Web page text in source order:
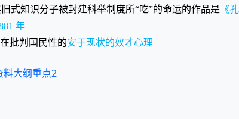
式知识分子被封建科举制度所“吃”的命运的作品是 《
年
批判国民性的安于现状的奴才心理
料大纲重点2